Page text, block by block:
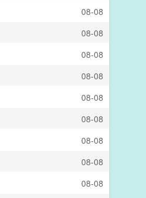
08-08
08-08
08-08
08-08
08-08
08-08
08-08
08-08
08-08